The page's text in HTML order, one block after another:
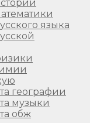
языка
географии
музыки
обж